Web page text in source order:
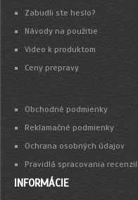
Zabudli ste heslo?
Návody na použitie
Video k produktom
Ceny prepravy
Obchodné podmienky
Reklamačné podmienky
Ochrana osobných údajov
Pravidlá spracovania recenzií
INFORMÁCIE